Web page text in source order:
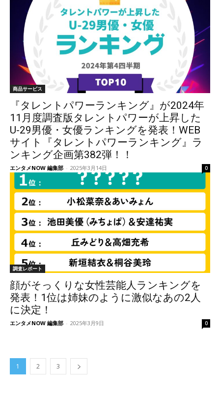
商品サービス
『タレントパワーランキング』が2024年
11月度調査版タレントパワーが上昇した
U-29男優・女優ランキングを発表！WEB
サイト『タレントパワーランキング』ラ
ンキング企画第382弾！！
エンタメNOW 編集部 - 2025年3月14日 0
調査レポート
顔がそっくりな女性芸能人ランキングを
発表！1位は姉妹のように激似なあの2人
に決定！
エンタメNOW 編集部 - 2025年3月9日 0
1 2 3